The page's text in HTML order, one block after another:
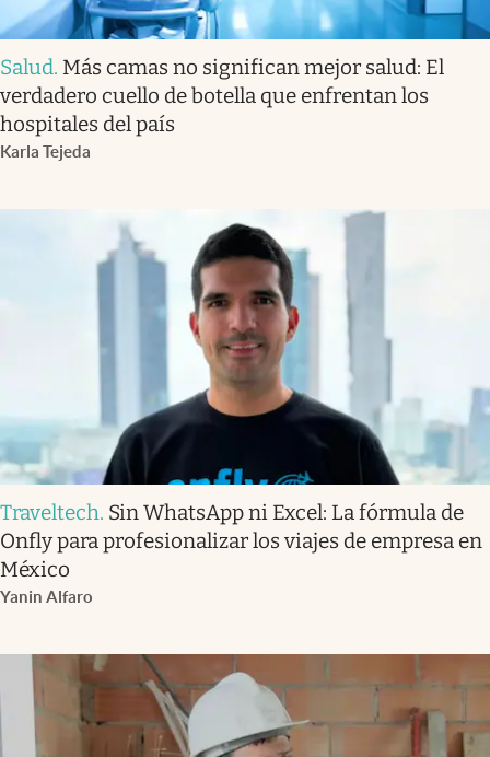
Salud. Más camas no significan mejor salud: El
verdadero cuello de botella que enfrentan los
hospitales del país
Karla Tejeda
Traveltech. Sin WhatsApp ni Excel: La fórmula de
Onfly para profesionalizar los viajes de empresa en
México
Yanin Alfaro